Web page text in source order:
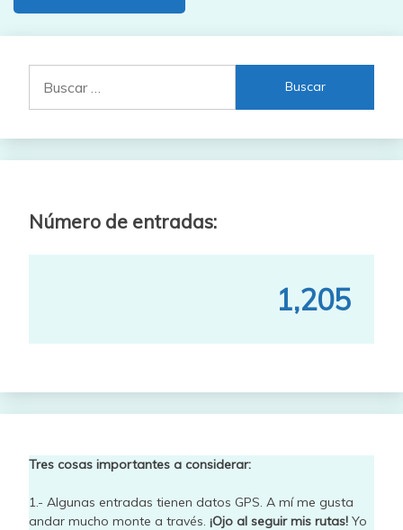
Número de entradas:
1,205
Tres cosas importantes a considerar:
1.- Algunas entradas tienen datos GPS. A mí me gusta
andar mucho monte a través. ¡Ojo al seguir mis rutas! Yo